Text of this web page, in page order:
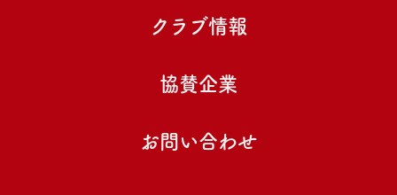
クラブ情報
協賛企業
お問い合わせ